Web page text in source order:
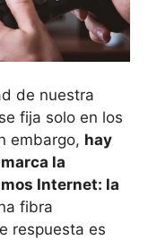
de nuestra
fija solo en los
embargo, hay
la
Internet: la
fibra
respuesta es